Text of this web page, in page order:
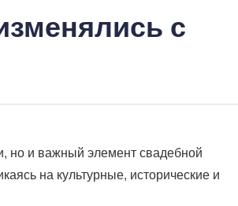
с
но и важный элемент свадебной
на культурные, исторические и